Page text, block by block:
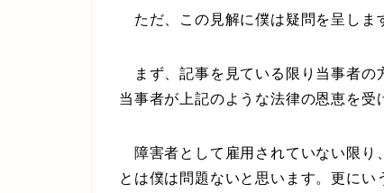
ただ、この見解に僕は疑問を呈しま
まず、記事を見ている限り当事者の
当事者が上記のような法律の恩恵を受
障害者として雇用されていない限り
とは僕は問題ないと思います。更にい